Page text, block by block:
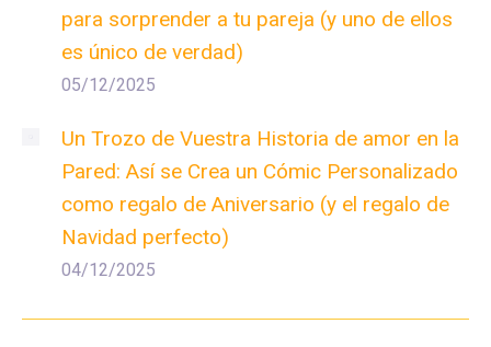
para sorprender a tu pareja (y uno de ellos
es único de verdad)
05/12/2025
Un Trozo de Vuestra Historia de amor en la
Pared: Así se Crea un Cómic Personalizado
como regalo de Aniversario (y el regalo de
Navidad perfecto)
04/12/2025